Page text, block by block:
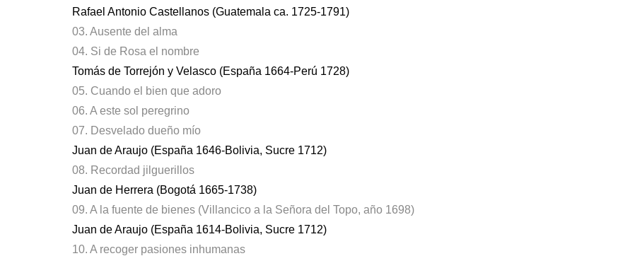
Rafael Antonio Castellanos (Guatemala ca. 1725-1791)
03. Ausente del alma
04. Si de Rosa el nombre
Tomás de Torrejón y Velasco (España 1664-Perú 1728)
05. Cuando el bien que adoro
06. A este sol peregrino
07. Desvelado dueño mío
Juan de Araujo (España 1646-Bolivia, Sucre 1712)
08. Recordad jilguerillos
Juan de Herrera (Bogotá 1665-1738)
09. A la fuente de bienes (Villancico a la Señora del Topo, año 1698)
Juan de Araujo (España 1614-Bolivia, Sucre 1712)
10. A recoger pasiones inhumanas